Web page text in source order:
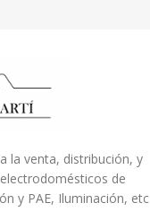
la venta, distribución, y
de
y PAE, Iluminación, etc